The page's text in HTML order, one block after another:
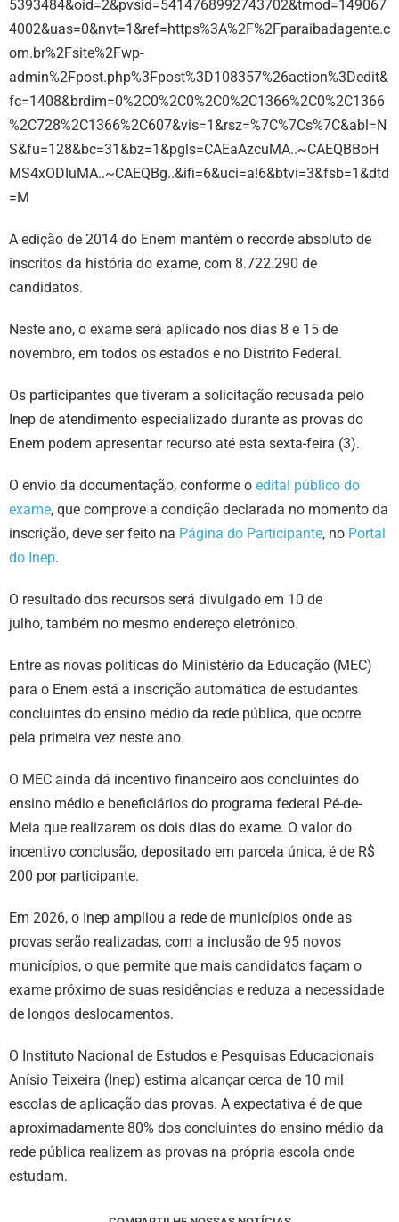
5393484&oid=2&pvsid=5414768992743702&tmod=149067
4002&uas=0&nvt=1&ref=https%3A%2F%2Fparaibadagente.c
om.br%2Fsite%2Fwp-
admin%2Fpost.php%3Fpost%3D108357%26action%3Dedit&
fc=1408&brdim=0%2C0%2C0%2C0%2C1366%2C0%2C1366
%2C728%2C1366%2C607&vis=1&rsz=%7C%7Cs%7C&abl=N
S&fu=128&bc=31&bz=1&pgls=CAEaAzcuMA..~CAEQBBoH
MS4xODIuMA..~CAEQBg..&ifi=6&uci=a!6&btvi=3&fsb=1&dtd
=M
A edição de 2014 do Enem mantém o recorde absoluto de
inscritos da história do exame, com 8.722.290 de
candidatos.
Neste ano, o exame será aplicado nos dias 8 e 15 de
novembro, em todos os estados e no Distrito Federal.
Os participantes que tiveram a solicitação recusada pelo
Inep de atendimento especializado durante as provas do
Enem podem apresentar recurso até esta sexta-feira (3).
O envio da documentação, conforme o edital público do
exame, que comprove a condição declarada no momento da
inscrição, deve ser feito na Página do Participante, no Portal
do Inep.
O resultado dos recursos será divulgado em 10 de
julho, também no mesmo endereço eletrônico.
Entre as novas políticas do Ministério da Educação (MEC)
para o Enem está a inscrição automática de estudantes
concluintes do ensino médio da rede pública, que ocorre
pela primeira vez neste ano.
O MEC ainda dá incentivo financeiro aos concluintes do
ensino médio e beneficiários do programa federal Pé-de-
Meia que realizarem os dois dias do exame. O valor do
incentivo conclusão, depositado em parcela única, é de R$
200 por participante.
Em 2026, o Inep ampliou a rede de municípios onde as
provas serão realizadas, com a inclusão de 95 novos
municípios, o que permite que mais candidatos façam o
exame próximo de suas residências e reduza a necessidade
de longos deslocamentos.
O Instituto Nacional de Estudos e Pesquisas Educacionais
Anísio Teixeira (Inep) estima alcançar cerca de 10 mil
escolas de aplicação das provas. A expectativa é de que
aproximadamente 80% dos concluintes do ensino médio da
rede pública realizem as provas na própria escola onde
estudam.